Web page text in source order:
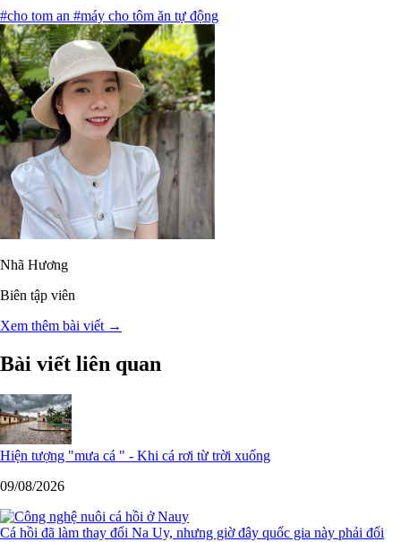
#cho tom an #máy cho tôm ăn tự động
Nhã Hương
Biên tập viên
Xem thêm bài viết →
Bài viết liên quan
Hiện tượng "mưa cá " - Khi cá rơi từ trời xuống
09/08/2026
Cá hồi đã làm thay đổi Na Uy, nhưng giờ đây quốc gia này phải đối